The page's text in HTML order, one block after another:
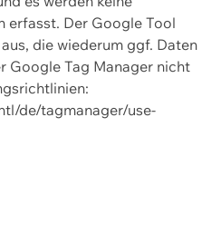
erfasst. Der Google Tool
die wiederum ggf. Daten
Google Tag Manager nicht
de/tagmanager/use-